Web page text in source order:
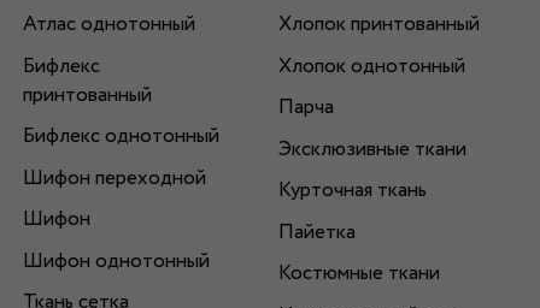
Атлас однотонный
Бифлекс
принтованный
Бифлекс однотонный
Шифон переходной
Шифон
Шифон однотонный
Хлопок принтованный
Хлопок однотонный
Парча
Эксклюзивные ткани
Курточная ткань
Пайетка
Костюмные ткани